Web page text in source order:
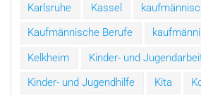
Karlsruhe
Kassel
Kaufmännische Berufe
Kelkheim
Kinder- und
Kinder- und Jugendhilfe
Kita